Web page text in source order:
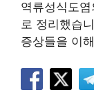
역류성식도
로 정리했습
증상들을 이